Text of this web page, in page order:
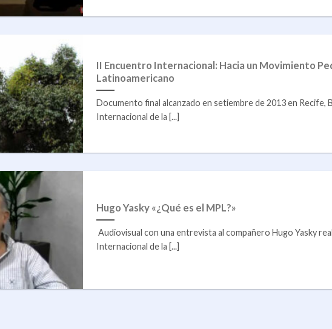
II Encuentro Internacional: Hacia un Movimiento
Latinoamericano
Documento final alcanzado en setiembre de 2013 en Recife,
Internacional de la [...]
Hugo Yasky «¿Qué es el MPL?»
Audiovisual con una entrevista al compañero Hugo Yasky
Internacional de la [...]